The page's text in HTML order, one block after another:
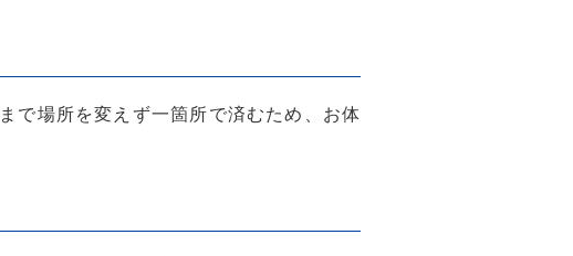
で場所を変えず一箇所で済むため、お体